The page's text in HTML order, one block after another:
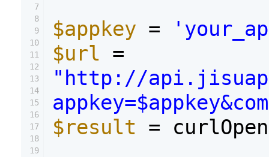
7
8
9
10
11
12
13
14
15
16
17
18
19
$appkey =
$url =
"http://
$result =